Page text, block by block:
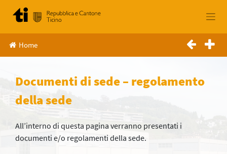
Home
Documenti di sede – regolamento
della sede
All’interno di questa pagina verranno presentati i
documenti e/o regolamenti della sede.